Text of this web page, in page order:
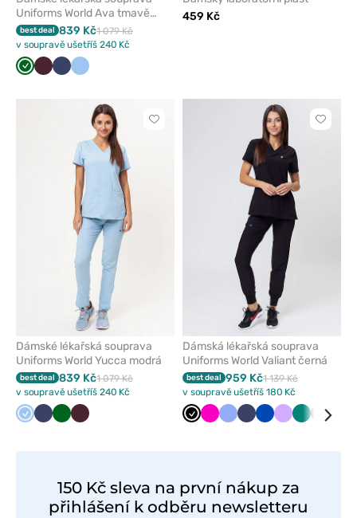
Uniforms World Ava tmavě
zelená
best deal 839 Kč1 079 Kč
v soupravě ušetříš 240 Kč
TmavěBurgundová
Námořnická
Modrá
459 Kč
Kliknutím
Dámské lékařská souprava
Uniforms World Yucca modrá
best deal 839 Kč1 079 Kč
v soupravě ušetříš 240 Kč
ModráNámořnická
TmavěBurgundová
Dámská lékařská souprava
Uniforms World Valiant černá
best deal 959 Kč1 139 Kč
v soupravě ušetříš 180 Kč
ČernáMalinová
KlasickyNámořnická
Královsky
Levandulová
ZelenáŠedá
150 Kč sleva na první nákup za
přihlášení k odběru newsletteru